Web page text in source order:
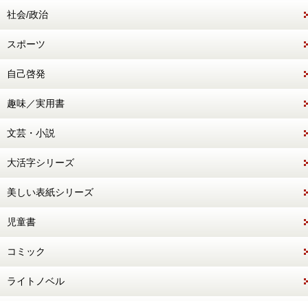
社会/政治
スポーツ
自己啓発
趣味／実用書
文芸・小説
大活字シリーズ
美しい表紙シリーズ
児童書
コミック
ライトノベル